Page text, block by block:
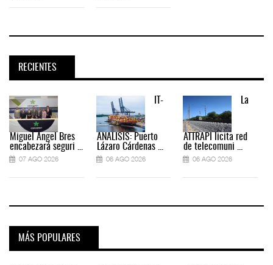
RECIENTES
Miguel Ángel Bres
encabezará seguri ...
07 AGO 2026
IT-
ANÁLISIS: Puerto
Lázaro Cárdenas ...
06 AGO 2026
La
ATTRAPI licita red
de telecomuni ...
06 AGO 2026
MÁS POPULARES